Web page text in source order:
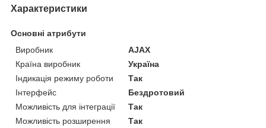
Характеристики
Основні атрибути
Виробник
AJAX
Країна виробник
Україна
Індикація режиму роботи
Так
Інтерфейс
Бездротовий
Можливість для інтеграції
Так
Можливість розширення
Так